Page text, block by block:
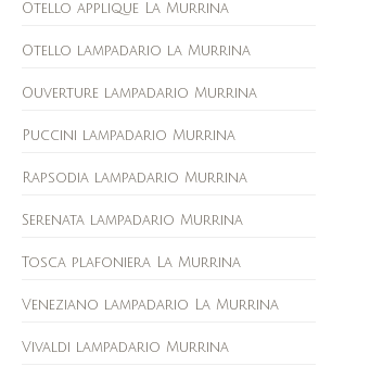
Otello applique La Murrina
Otello lampadario la Murrina
Ouverture lampadario Murrina
Puccini lampadario Murrina
Rapsodia lampadario Murrina
Serenata lampadario Murrina
Tosca plafoniera La Murrina
Veneziano lampadario La Murrina
Vivaldi lampadario Murrina